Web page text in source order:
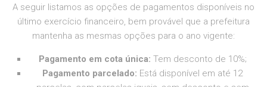
A seguir listamos as opções de pagamentos disponíveis no
último exercício financeiro, bem provável que a prefeitura
mantenha as mesmas opções para o ano vigente:
Pagamento em cota única: Tem desconto de 10%;
Pagamento parcelado: Está disponível em até 12